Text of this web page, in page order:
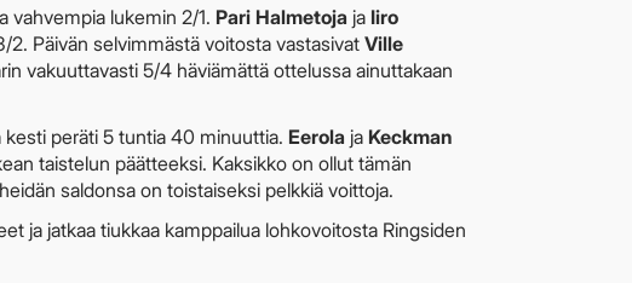
vahvempia lukemin 2/1. Pari Halmetoja ja Iiro
Päivän selvimmästä voitosta vastasivat Ville
vakuuttavasti 5/4 häviämättä ottelussa ainuttakaan
kesti peräti 5 tuntia 40 minuuttia. Eerola ja Keckman
taistelun päätteeksi. Kaksikko on ollut tämän
saldonsa on toistaiseksi pelkkiä voittoja.
ja jatkaa tiukkaa kamppailua lohkovoitosta Ringsiden